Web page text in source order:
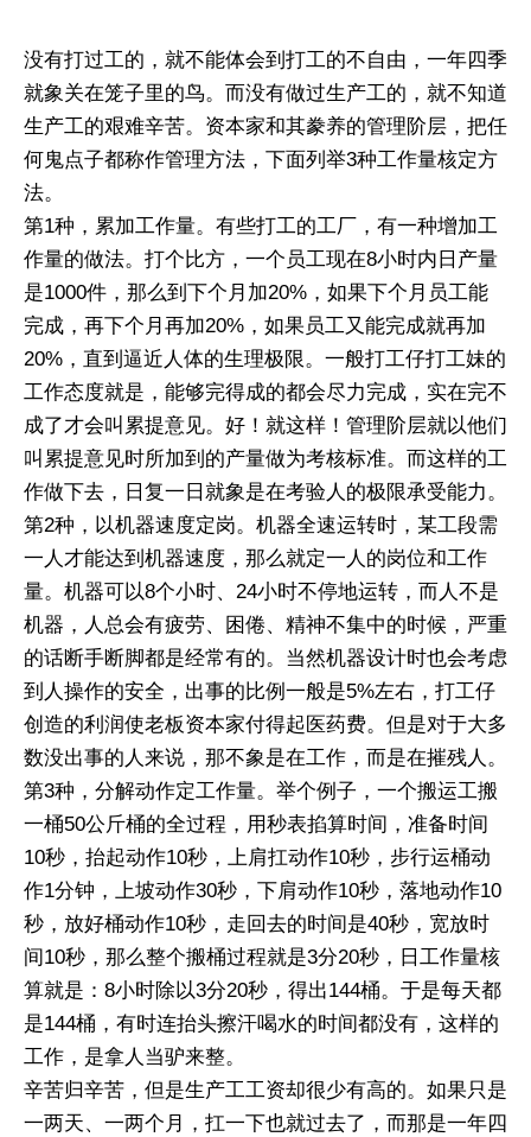
没有打过工的，就不能体会到打工的不自由，一年四季
就象关在笼子里的鸟。而没有做过生产工的，就不知道
生产工的艰难辛苦。资本家和其豢养的管理阶层，把任
何鬼点子都称作管理方法，下面列举3种工作量核定方
法。
第1种，累加工作量。有些打工的工厂，有一种增加工
作量的做法。打个比方，一个员工现在8小时内日产量
是1000件，那么到下个月加20%，如果下个月员工能
完成，再下个月再加20%，如果员工又能完成就再加
20%，直到逼近人体的生理极限。一般打工仔打工妹的
工作态度就是，能够完得成的都会尽力完成，实在完不
成了才会叫累提意见。好！就这样！管理阶层就以他们
叫累提意见时所加到的产量做为考核标准。而这样的工
作做下去，日复一日就象是在考验人的极限承受能力。
第2种，以机器速度定岗。机器全速运转时，某工段需
一人才能达到机器速度，那么就定一人的岗位和工作
量。机器可以8个小时、24小时不停地运转，而人不是
机器，人总会有疲劳、困倦、精神不集中的时候，严重
的话断手断脚都是经常有的。当然机器设计时也会考虑
到人操作的安全，出事的比例一般是5%左右，打工仔
创造的利润使老板资本家付得起医药费。但是对于大多
数没出事的人来说，那不象是在工作，而是在摧残人。
第3种，分解动作定工作量。举个例子，一个搬运工搬
一桶50公斤桶的全过程，用秒表掐算时间，准备时间
10秒，抬起动作10秒，上肩扛动作10秒，步行运桶动
作1分钟，上坡动作30秒，下肩动作10秒，落地动作10
秒，放好桶动作10秒，走回去的时间是40秒，宽放时
间10秒，那么整个搬桶过程就是3分20秒，日工作量核
算就是：8小时除以3分20秒，得出144桶。于是每天都
是144桶，有时连抬头擦汗喝水的时间都没有，这样的
工作，是拿人当驴来整。
辛苦归辛苦，但是生产工工资却很少有高的。如果只是
一两天、一两个月，扛一下也就过去了，而那是一年四